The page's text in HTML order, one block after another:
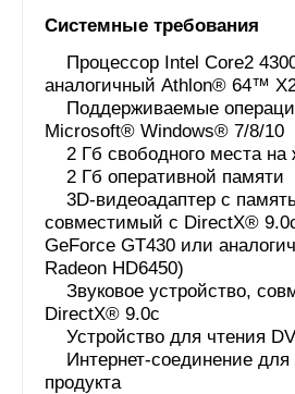
Системные требования
Процессор Intel Core2
аналогичный Athlon® 64™
Поддерживаемые
Microsoft® Windows® 7/8/10
2 Гб свободного места на
2 Гб оперативной памяти
3D-видеоадаптер с
совместимый с DirectX®
GeForce GT430 или
Radeon HD6450)
Звуковое устройство,
DirectX® 9.0с
Устройство для чтения
Интернет-соединение для
продукта